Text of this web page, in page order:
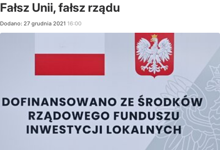
Fałsz Unii, fałsz rządu
Dodano: 27 grudnia 2021 16:00